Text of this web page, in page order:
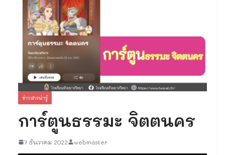
ข่าวสารน่ารู้
การ์ตูนธรรมะ จิตตนคร
7 ธันวาคม 2022 webmaster